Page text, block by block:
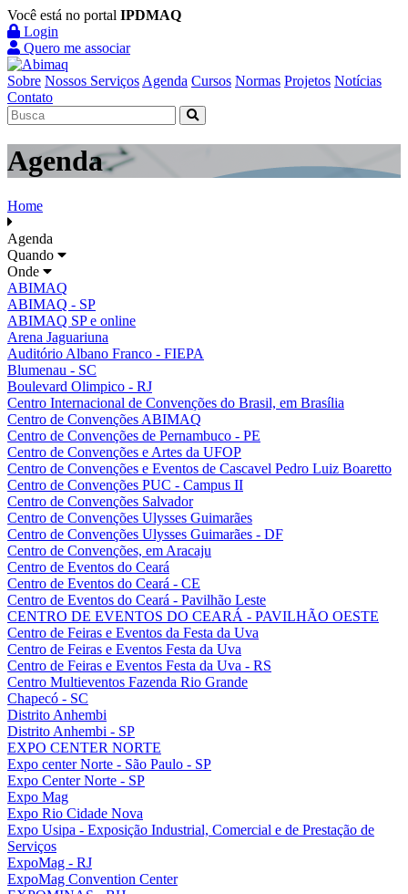
Você está no portal IPDMAQ
Login
Quero me associar
Sobre Nossos Serviços Agenda Cursos Normas Projetos Notícias
Contato
Agenda
Home
Agenda
Quando
Onde
ABIMAQ
ABIMAQ - SP
ABIMAQ SP e online
Arena Jaguariuna
Auditório Albano Franco - FIEPA
Blumenau - SC
Boulevard Olimpico - RJ
Centro Internacional de Convenções do Brasil, em Brasília
Centro de Convenções ABIMAQ
Centro de Convenções de Pernambuco - PE
Centro de Convenções e Artes da UFOP
Centro de Convenções e Eventos de Cascavel Pedro Luiz Boaretto
Centro de Convenções PUC - Campus II
Centro de Convenções Salvador
Centro de Convenções Ulysses Guimarães
Centro de Convenções Ulysses Guimarães - DF
Centro de Convenções, em Aracaju
Centro de Eventos do Ceará
Centro de Eventos do Ceará - CE
Centro de Eventos do Ceará - Pavilhão Leste
CENTRO DE EVENTOS DO CEARÁ - PAVILHÃO OESTE
Centro de Feiras e Eventos da Festa da Uva
Centro de Feiras e Eventos Festa da Uva
Centro de Feiras e Eventos Festa da Uva - RS
Centro Multieventos Fazenda Rio Grande
Chapecó - SC
Distrito Anhembi
Distrito Anhembi - SP
EXPO CENTER NORTE
Expo center Norte - São Paulo - SP
Expo Center Norte - SP
Expo Mag
Expo Rio Cidade Nova
Expo Usipa - Exposição Industrial, Comercial e de Prestação de
Serviços
ExpoMag - RJ
ExpoMag Convention Center